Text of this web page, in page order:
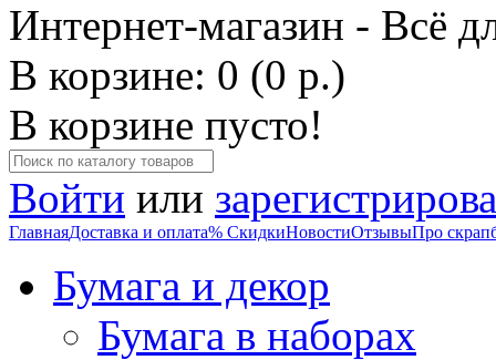
Интернет-магазин - Всё
В корзине: 0 (0 р.)
В корзине пусто!
Войти или
ГлавнаяДоставка и оплата% СкидкиНовостиОтзывыПро
Бумага и декор
Бумага в наборах